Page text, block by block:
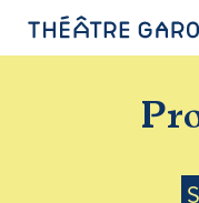
PROGRAMME
INFOS
AVEC LES